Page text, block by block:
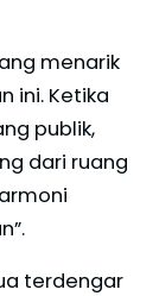
menarik
ini. Ketika
publik,
dari ruang
terdengar